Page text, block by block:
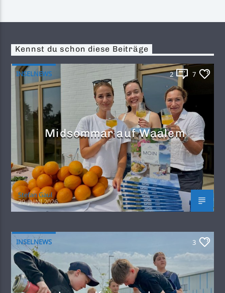
Kennst du schon diese Beiträge
INSELNEWS 2 7
Midsommar auf Waalem
Stefan Gaul
29. JUNI 2026
INSELNEWS 3